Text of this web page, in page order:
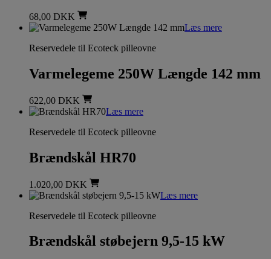
68,00 DKK
Læs mere
Reservedele til Ecoteck pilleovne
Varmelegeme 250W Længde 142 mm
622,00 DKK
Læs mere
Reservedele til Ecoteck pilleovne
Brændskål HR70
1.020,00 DKK
Læs mere
Reservedele til Ecoteck pilleovne
Brændskål støbejern 9,5-15 kW